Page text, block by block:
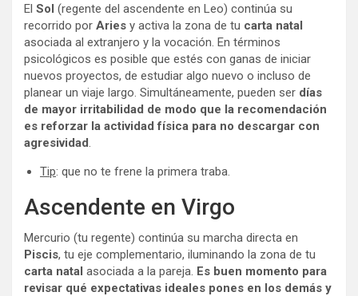
El Sol (regente del ascendente en Leo) continúa su
recorrido por Aries y activa la zona de tu carta natal
asociada al extranjero y la vocación. En términos
psicológicos es posible que estés con ganas de iniciar
nuevos proyectos, de estudiar algo nuevo o incluso de
planear un viaje largo. Simultáneamente, pueden ser días
de mayor irritabilidad de modo que la recomendación
es reforzar la actividad física para no descargar con
agresividad.
Tip: que no te frene la primera traba.
Ascendente en Virgo
Mercurio (tu regente) continúa su marcha directa en
Piscis, tu eje complementario, iluminando la zona de tu
carta natal asociada a la pareja. Es buen momento para
revisar qué expectativas ideales pones en los demás y